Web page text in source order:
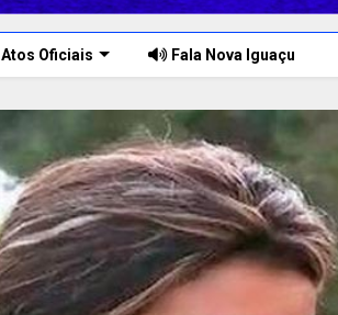
Atos Oficiais Fala Nova Iguaçu